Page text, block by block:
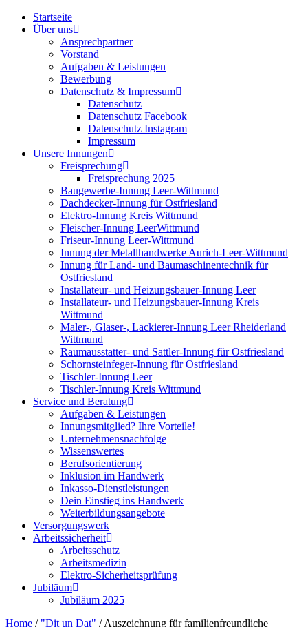
Startseite
Über uns
Ansprechpartner
Vorstand
Aufgaben & Leistungen
Bewerbung
Datenschutz & Impressum
Datenschutz
Datenschutz Facebook
Datenschutz Instagram
Impressum
Unsere Innungen
Freisprechung
Freisprechung 2025
Baugewerbe-Innung Leer-Wittmund
Dachdecker-Innung für Ostfriesland
Elektro-Innung Kreis Wittmund
Fleischer-Innung LeerWittmund
Friseur-Innung Leer-Wittmund
Innung der Metallhandwerke Aurich-Leer-Wittmund
Innung für Land- und Baumaschinentechnik für
Ostfriesland
Installateur- und Heizungsbauer-Innung Leer
Installateur- und Heizungsbauer-Innung Kreis
Wittmund
Maler-, Glaser-, Lackierer-Innung Leer Rheiderland
Wittmund
Raumausstatter- und Sattler-Innung für Ostfriesland
Schornsteinfeger-Innung für Ostfriesland
Tischler-Innung Leer
Tischler-Innung Kreis Wittmund
Service und Beratung
Aufgaben & Leistungen
Innungsmitglied? Ihre Vorteile!
Unternehmensnachfolge
Wissenswertes
Berufsorientierung
Inklusion im Handwerk
Inkasso-Dienstleistungen
Dein Einstieg ins Handwerk
Weiterbildungsangebote
Versorgungswerk
Arbeitssicherheit
Arbeitsschutz
Arbeitsmedizin
Elektro-Sicherheitsprüfung
Jubiläum
Jubiläum 2025
Home / "Dit un Dat" / Auszeichnung für familienfreundliche